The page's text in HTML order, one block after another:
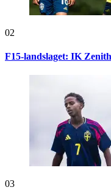
02
F15-landslaget: IK
03